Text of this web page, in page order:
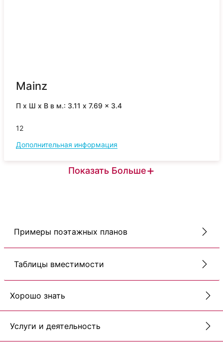
Mainz
П x Ш x В в м.: 3.11 x 7.69 x 3.4
12
Дополнительная информация
Показать Больше+
Примеры поэтажных планов
Таблицы вместимости
Хорошо знать
Услуги и деятельность